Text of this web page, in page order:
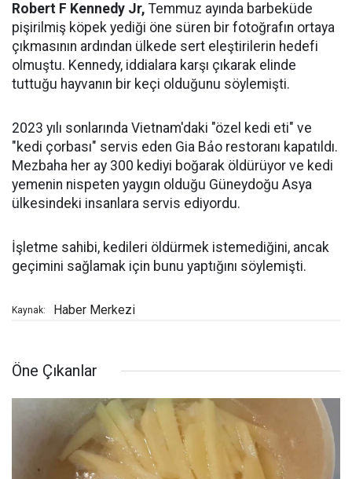
Robert F Kennedy Jr, Temmuz ayında barbeküde
pişirilmiş köpek yediği öne süren bir fotoğrafın ortaya
çıkmasının ardından ülkede sert eleştirilerin hedefi
olmuştu. Kennedy, iddialara karşı çıkarak elinde
tuttuğu hayvanın bir keçi olduğunu söylemişti.
2023 yılı sonlarında Vietnam'daki "özel kedi eti" ve
"kedi çorbası" servis eden Gia Bảo restoranı kapatıldı.
Mezbaha her ay 300 kediyi boğarak öldürüyor ve kedi
yemenin nispeten yaygın olduğu Güneydoğu Asya
ülkesindeki insanlara servis ediyordu.
İşletme sahibi, kedileri öldürmek istemediğini, ancak
geçimini sağlamak için bunu yaptığını söylemişti.
Kaynak: Haber Merkezi
Öne Çıkanlar